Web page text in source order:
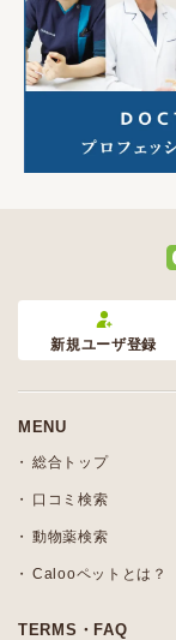
新規ユーザ登録
MENU
総合トップ
口コミ検索
動物薬検索
Calooペットとは？
TERMS・FAQ